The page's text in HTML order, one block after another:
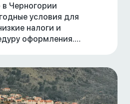
в Черногории
условия для
налоги и
оформления.